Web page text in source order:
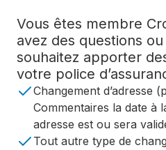
Vous êtes membre
avez des questions
souhaitez apporter
votre police
Changement d’adresse
Commentaires la date à
adresse est ou sera
Tout autre type de